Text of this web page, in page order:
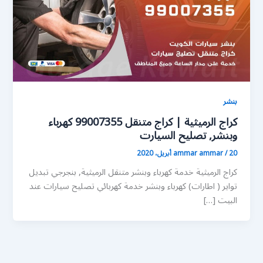
بنشر
كراج الرميثية | كراج متنقل 99007355 كهرباء
وبنشر, تصليح السيارت
ammar ammar/20 أبريل، 2020
كراج الرميثية خدمة كهرباء وبنشر متنقل الرميثية, بنجرجي تبديل
تواير ( اطارات) كهرباء وبنشر خدمة كهربائي تصليح سيارات عند
البيت […]